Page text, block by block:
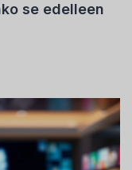
se edelleen